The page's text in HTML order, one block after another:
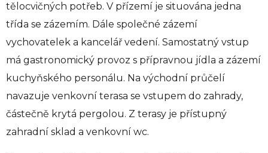
tělocvičných potřeb. V přízemí je situována jedna
třída se zázemím. Dále společné zázemí
vychovatelek a kancelář vedení. Samostatný vstup
má gastronomický provoz s přípravnou jídla a zázemí
kuchyňského personálu. Na východní průčelí
navazuje venkovní terasa se vstupem do zahrady,
částečně krytá pergolou. Z terasy je přístupný
zahradní sklad a venkovní wc.